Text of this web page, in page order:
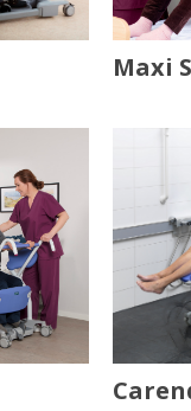
Maxi